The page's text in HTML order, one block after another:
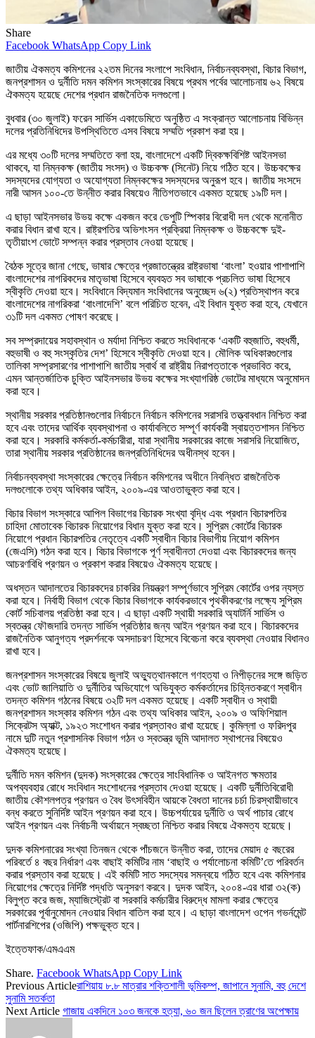
Share
Facebook WhatsApp Copy Link
জাতীয় ঐকমত্য কমিশনের ২২তম দিনের সংলাপে সংবিধান, নির্বাচনব্যবস্থা, বিচার বিভাগ,
জনপ্রশাসন ও দুর্নীতি দমন কমিশন সংস্কারের বিষয়ে প্রথম পর্বের আলোচনায় ৬২ বিষয়ে
ঐকমত্য হয়েছে দেশের প্রধান রাজনৈতিক দলগুলো।
বুধবার (৩০ জুলাই) ফরেন সার্ভিস একাডেমিতে অনুষ্ঠিত এ সংক্রান্ত আলোচনায় বিভিন্ন
দলের প্রতিনিধিদের উপস্থিতিতে এসব বিষয়ে সম্মতি প্রকাশ করা হয়।
এর মধ্যে ৩০টি দলের সম্মতিতে বলা হয়, বাংলাদেশে একটি দ্বিকক্ষবিশিষ্ট আইনসভা
থাকবে, যা নিম্নকক্ষ (জাতীয় সংসদ) ও উচ্চকক্ষ (সিনেট) নিয়ে গঠিত হবে। উচ্চকক্ষের
সদস্যদের যোগ্যতা ও অযোগ্যতা নিম্নকক্ষের সদস্যদের অনুরূপ হবে। জাতীয় সংসদে
নারী আসন ১০০-তে উন্নীত করার বিষয়েও নীতিগতভাবে একমত হয়েছে ১৯টি দল।
এ ছাড়া আইনসভার উভয় কক্ষে একজন করে ডেপুটি স্পিকার বিরোধী দল থেকে মনোনীত
করার বিধান রাখা হবে। রাষ্ট্রপতির অভিশংসন প্রক্রিয়া নিম্নকক্ষ ও উচ্চকক্ষে দুই-
তৃতীয়াংশ ভোটে সম্পন্ন করার প্রস্তাব নেওয়া হয়েছে।
বৈঠক সূত্রে জানা গেছে, ভাষার ক্ষেত্রে প্রজাতন্ত্রের রাষ্ট্রভাষা ‘বাংলা’ হওয়ার পাশাপাশি
বাংলাদেশের নাগরিকদের মাতৃভাষা হিসেবে ব্যবহৃত সব ভাষাকে প্রচলিত ভাষা হিসেবে
স্বীকৃতি দেওয়া হবে। সংবিধানে বিদ্যমান সংবিধানের অনুচ্ছেদ ৬(২) প্রতিস্থাপন করে
বাংলাদেশের নাগরিকরা ‘বাংলাদেশি’ বলে পরিচিত হবেন, এই বিধান যুক্ত করা হবে, যেখানে
৩১টি দল একমত পোষণ করেছে।
সব সম্প্রদায়ের সহাবস্থান ও মর্যাদা নিশ্চিত করতে সংবিধানকে ‘একটি বহুজাতি, বহুধর্মী,
বহুভাষী ও বহু সংস্কৃতির দেশ’ হিসেবে স্বীকৃতি দেওয়া হবে। মৌলিক অধিকারগুলোর
তালিকা সম্প্রসারণের পাশাপাশি জাতীয় স্বার্থ বা রাষ্ট্রীয় নিরাপত্তাকে প্রভাবিত করে,
এমন আন্তর্জাতিক চুক্তি আইনসভার উভয় কক্ষের সংখ্যাগরিষ্ঠ ভোটের মাধ্যমে অনুমোদন
করা হবে।
স্থানীয় সরকার প্রতিষ্ঠানগুলোর নির্বাচনে নির্বাচন কমিশনের সরাসরি তত্ত্বাবধান নিশ্চিত করা
হবে এবং তাদের আর্থিক ব্যবস্থাপনা ও কার্যাবলিতে সম্পূর্ণ কার্যকরী স্বায়ত্তশাসন নিশ্চিত
করা হবে। সরকারি কর্মকর্তা-কর্মচারীরা, যারা স্থানীয় সরকারের কাজে সরাসরি নিয়োজিত,
তারা স্থানীয় সরকার প্রতিষ্ঠানের জনপ্রতিনিধিদের অধীনস্থ হবেন।
নির্বাচনব্যবস্থা সংস্কারের ক্ষেত্রে নির্বাচন কমিশনের অধীনে নিবন্ধিত রাজনৈতিক
দলগুলোকে তথ্য অধিকার আইন, ২০০৯-এর আওতাভুক্ত করা হবে।
বিচার বিভাগ সংস্কারে আপিল বিভাগের বিচারক সংখ্যা বৃদ্ধি এবং প্রধান বিচারপতির
চাহিদা মোতাবেক বিচারক নিয়োগের বিধান যুক্ত করা হবে। সুপ্রিম কোর্টের বিচারক
নিয়োগে প্রধান বিচারপতির নেতৃত্বে একটি স্বাধীন বিচার বিভাগীয় নিয়োগ কমিশন
(জেএসি) গঠন করা হবে। বিচার বিভাগকে পূর্ণ স্বাধীনতা দেওয়া এবং বিচারকদের জন্য
আচরণবিধি প্রণয়ন ও প্রকাশ করার বিষয়েও ঐকমত্য হয়েছে।
অধস্তন আদালতের বিচারকদের চাকরির নিয়ন্ত্রণ সম্পূর্ণভাবে সুপ্রিম কোর্টের ওপর ন্যস্ত
করা হবে। নির্বাহী বিভাগ থেকে বিচার বিভাগকে কার্যকরভাবে পৃথকীকরণের লক্ষ্যে সুপ্রিম
কোর্ট সচিবালয় প্রতিষ্ঠা করা হবে। এ ছাড়া একটি স্থায়ী সরকারি অ্যাটর্নি সার্ভিস ও
স্বতন্ত্র ফৌজদারি তদন্ত সার্ভিস প্রতিষ্ঠার জন্য আইন প্রণয়ন করা হবে। বিচারকদের
রাজনৈতিক আনুগত্য প্রদর্শনকে অসদাচরণ হিসেবে বিবেচনা করে ব্যবস্থা নেওয়ার বিধানও
রাখা হবে।
জনপ্রশাসন সংস্কারের বিষয়ে জুলাই অভ্যুত্থানকালে গণহত্যা ও নিপীড়নের সঙ্গে জড়িত
এবং ভোট জালিয়াতি ও দুর্নীতির অভিযোগে অভিযুক্ত কর্মকর্তাদের চিহ্নিতকরণে স্বাধীন
তদন্ত কমিশন গঠনের বিষয়ে ৩২টি দল একমত হয়েছে। একটি স্বাধীন ও স্থায়ী
জনপ্রশাসন সংস্কার কমিশন গঠন এবং তথ্য অধিকার আইন, ২০০৯ ও অফিশিয়াল
সিক্রেটস অ্যাক্ট, ১৯২৩ সংশোধন করার প্রস্তাবও রাখা হয়েছে। কুমিল্লা ও ফরিদপুর
নামে দুটি নতুন প্রশাসনিক বিভাগ গঠন ও স্বতন্ত্র ভূমি আদালত স্থাপনের বিষয়েও
ঐকমত্য হয়েছে।
দুর্নীতি দমন কমিশন (দুদক) সংস্কারের ক্ষেত্রে সাংবিধানিক ও আইনগত ক্ষমতার
অপব্যবহার রোধে সংবিধান সংশোধনের প্রস্তাব দেওয়া হয়েছে। একটি দুর্নীতিবিরোধী
জাতীয় কৌশলপত্র প্রণয়ন ও বৈধ উৎসবিহীন আয়কে বৈধতা দানের চর্চা চিরস্থায়ীভাবে
বন্ধ করতে সুনির্দিষ্ট আইন প্রণয়ন করা হবে। উচ্চপর্যায়ের দুর্নীতি ও অর্থ পাচার রোধে
আইন প্রণয়ন এবং নির্বাচনী অর্থায়নে স্বচ্ছতা নিশ্চিত করার বিষয়ে ঐকমত্য হয়েছে।
দুদক কমিশনারের সংখ্যা তিনজন থেকে পাঁচজনে উন্নীত করা, তাদের মেয়াদ ৫ বছরের
পরিবর্তে ৪ বছর নির্ধারণ এবং বাছাই কমিটির নাম ‘বাছাই ও পর্যালোচনা কমিটি’তে পরিবর্তন
করার প্রস্তাব করা হয়েছে। এই কমিটি সাত সদস্যের সমন্বয়ে গঠিত হবে এবং কমিশনার
নিয়োগের ক্ষেত্রে নির্দিষ্ট পদ্ধতি অনুসরণ করবে। দুদক আইন, ২০০৪-এর ধারা ৩২(ক)
বিলুপ্ত করে জজ, ম্যাজিস্ট্রেট বা সরকারি কর্মচারীর বিরুদ্ধে মামলা করার ক্ষেত্রে
সরকারের পূর্বানুমোদন নেওয়ার বিধান বাতিল করা হবে। এ ছাড়া বাংলাদেশ ওপেন গভর্নমেন্ট
পার্টনারশিপের (ওজিপি) পক্ষভুক্ত হবে।
ইত্তেফাক/এমএএম
Share. Facebook WhatsApp Copy Link
Previous Articleরাশিয়ায় ৮.৮ মাত্রার শক্তিশালী ভূমিকম্প, জাপানে সুনামি, বহু দেশে
সুনামি সতর্কতা
Next Article গাজায় একদিনে ১০৩ জনকে হত্যা, ৬০ জন ছিলেন ত্রাণের অপেক্ষায়